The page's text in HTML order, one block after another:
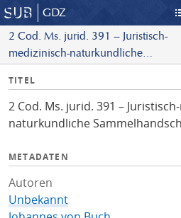
GDZ
2 Cod. Ms. jurid. 391 – Juristisch-
medizinisch-naturkundliche
I
f
o
TITEL
2 Cod. Ms. jurid. 391 –
naturkundliche
METADATEN
Autoren
Unbekannt